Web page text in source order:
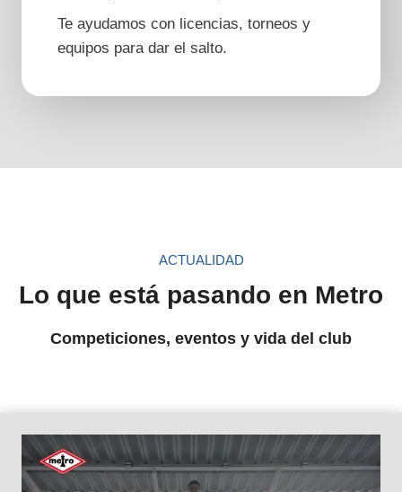
Te ayudamos con licencias, torneos y
equipos para dar el salto.
ACTUALIDAD
Lo que está pasando en Metro
Competiciones, eventos y vida del club